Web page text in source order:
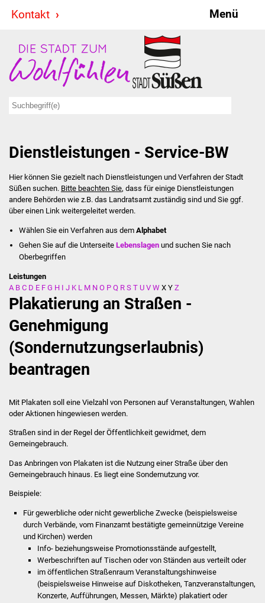
Kontakt Menü
Stadt & Politik
Bürgermeister
Ausschüsse
Ratsinformationssystem
Jugendbeirat
Summerrockfestival
Stadtverwaltung
Behördenwegweiser
Kontakt
Veröffentlichungen
Wahlen
Jubiläumsjahr 2021
Partnerstädte
Dienstleistungen - Service-BW
Hier können Sie gezielt nach Dienstleistungen und Verfahren der Stadt
Süßen suchen. Bitte beachten Sie, dass für einige Dienstleistungen
andere Behörden wie z.B. das Landratsamt zuständig sind und Sie ggf.
über einen Link weitergeleitet werden.
Wählen Sie ein Verfahren aus dem Alphabet
Gehen Sie auf die UnterseiteLebenslagen und suchen Sie nach
Oberbegriffen
Leistungen
A B C D E F G H I J K L M N O P Q R S T U V W X Y Z
Plakatierung an Straßen -
Genehmigung
(Sondernutzungserlaubnis)
beantragen
Mit Plakaten soll eine Vielzahl von Personen auf Veranstaltungen, Wahlen
oder Aktionen hingewiesen werden.
Straßen sind in der Regel der Öffentlichkeit gewidmet, dem
Gemeingebrauch.
Das Anbringen von Plakaten ist die Nutzung einer Straße über den
Gemeingebrauch hinaus. Es liegt eine Sondernutzung vor.
Beispiele:
Für gewerbliche oder nicht gewerbliche Zwecke (beispielsweise
durch Verbände, vom Finanzamt bestätigte gemeinnützige Vereine
und Kirchen) werden
Info- beziehungsweise Promotionsstände aufgestellt,
Werbeschriften auf Tischen oder von Ständen aus verteilt oder
im öffentlichen Straßenraum Veranstaltungshinweise
(beispielsweise Hinweise auf Diskotheken, Tanzveranstaltungen,
Konzerte, Aufführungen, Messen, Märkte) plakatiert oder